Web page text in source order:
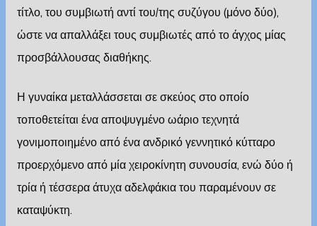
τίτλο, του συμβιωτή αντί του/της συζύγου (μόνο δύο),
ώστε να απαλλάξει τους συμβιωτές από το άγχος μίας
προσβάλλουσας διαθήκης.
Η γυναίκα μεταλλάσσεται σε σκεύος στο οποίο
τοποθετείται ένα αποψυγμένο ωάριο τεχνητά
γονιμοποιημένο από ένα ανδρικό γεννητικό κύτταρο
προερχόμενο από μία χειροκίνητη συνουσία, ενώ δύο ή
τρία ή τέσσερα άτυχα αδελφάκια του παραμένουν σε
καταψύκτη.